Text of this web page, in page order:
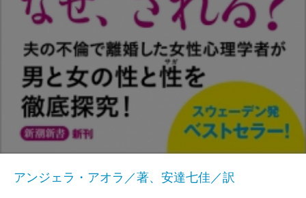
アンジェラ・アオラ／著、安達七佳／訳